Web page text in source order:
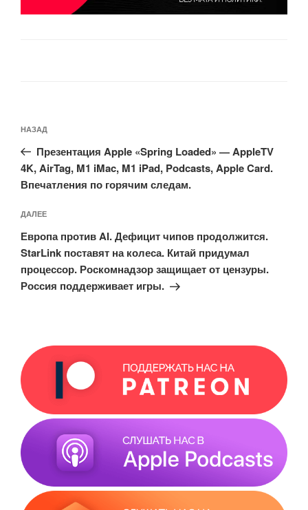
по
записям
Предыдущая
запись:
НАЗАД
Презентация Apple «Spring Loaded» — AppleTV
4K, AirTag, M1 iMac, M1 iPad, Podcasts, Apple Card.
Впечатления по горячим следам.
Следующая
запись
ДАЛЕЕ
Европа против AI. Дефицит чипов продолжится.
StarLink поставят на колеса. Китай придумал
процессор. Роскомнадзор защищает от цензуры.
Россия поддерживает игры.